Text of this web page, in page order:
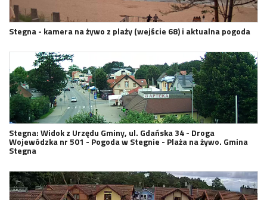
Stegna - kamera na żywo z plaży (wejście 68) i aktualna pogoda
Stegna: Widok z Urzędu Gminy, ul. Gdańska 34 - Droga
Wojewódzka nr 501 - Pogoda w Stegnie - Plaża na żywo. Gmina
Stegna